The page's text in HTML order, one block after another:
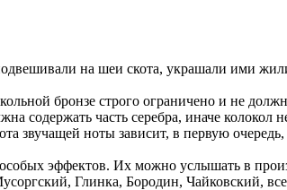
на шеи скота, украшали ими
бронзе строго ограничено и не
содержать часть серебра, иначе колокол
звучащей ноты зависит, в первую очередь,
эффектов. Их можно услышать в
Глинка, Бородин, Чайковский,